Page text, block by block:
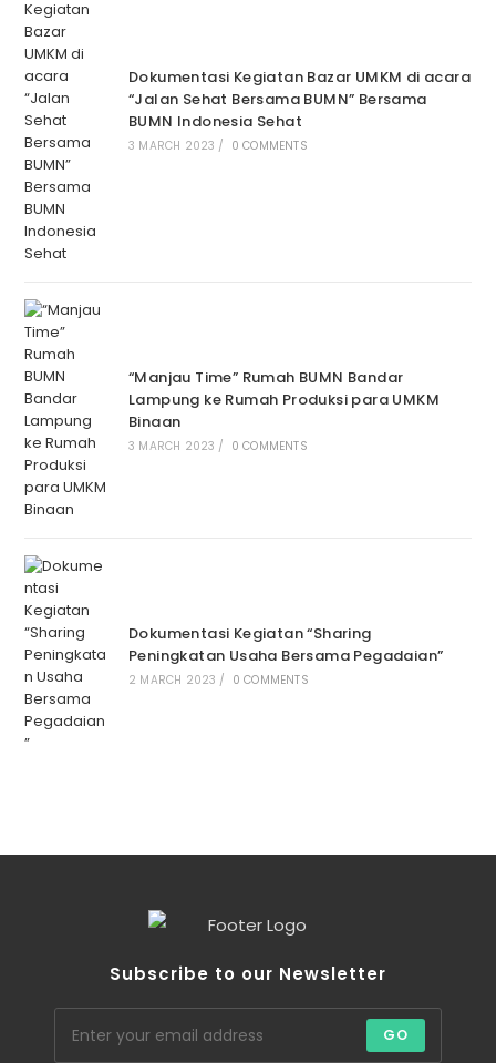
Dokumentasi Kegiatan Bazar UMKM di acara
“Jalan Sehat Bersama BUMN” Bersama
BUMN Indonesia Sehat
3 MARCH 2023 / 0 COMMENTS
“Manjau Time” Rumah BUMN Bandar
Lampung ke Rumah Produksi para UMKM
Binaan
3 MARCH 2023 / 0 COMMENTS
Dokumentasi Kegiatan “Sharing
Peningkatan Usaha Bersama Pegadaian”
2 MARCH 2023 / 0 COMMENTS
Subscribe to our Newsletter
GO